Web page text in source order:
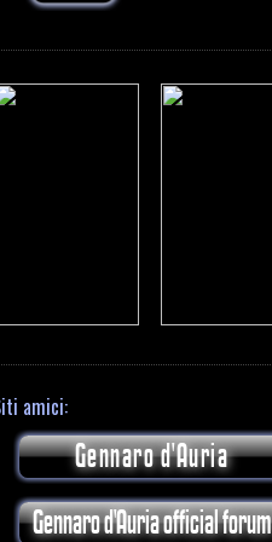
amici:
Gennaro d'Auria
Gennaro d'Auria official forum